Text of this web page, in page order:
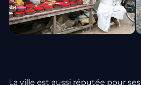
La ville est aussi réputée pour ses